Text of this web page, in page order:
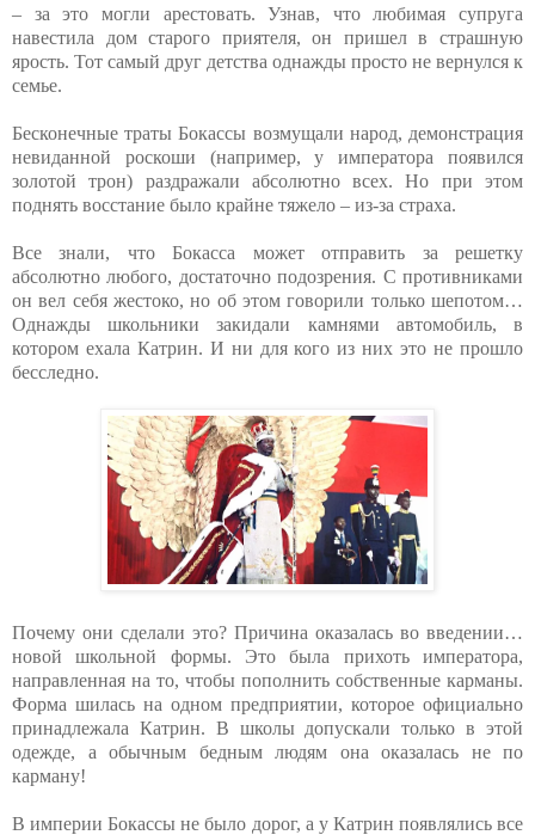
– за это могли арестовать. Узнав, что любимая супруга
навестила дом старого приятеля, он пришел в страшную
ярость. Тот самый друг детства однажды просто не вернулся к
семье.
Бесконечные траты Бокассы возмущали народ, демонстрация
невиданной роскоши (например, у императора появился
золотой трон) раздражали абсолютно всех. Но при этом
поднять восстание было крайне тяжело – из-за страха.
Все знали, что Бокасса может отправить за решетку
абсолютно любого, достаточно подозрения. С противниками
он вел себя жестоко, но об этом говорили только шепотом…
Однажды школьники закидали камнями автомобиль, в
котором ехала Катрин. И ни для кого из них это не прошло
бесследно.
Почему они сделали это? Причина оказалась во введении…
новой школьной формы. Это была прихоть императора,
направленная на то, чтобы пополнить собственные карманы.
Форма шилась на одном предприятии, которое официально
принадлежала Катрин. В школы допускали только в этой
одежде, а обычным бедным людям она оказалась не по
карману!
В империи Бокассы не было дорог, а у Катрин появлялись все